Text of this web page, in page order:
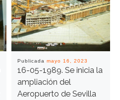
Publicada mayo 16, 2023
16-05-1989. Se inicia la
ampliación del
Aeropuerto de Sevilla